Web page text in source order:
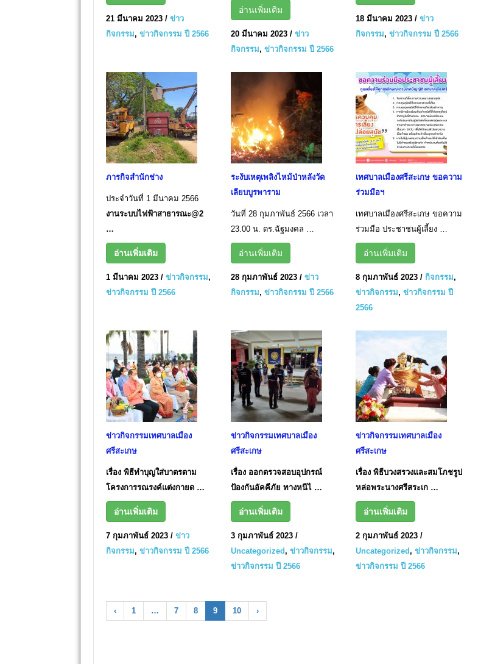
21 มีนาคม 2023 / ข่าว
กิจกรรม, ข่าวกิจกรรม ปี 2566
อ่านเพิ่มเติม
20 มีนาคม 2023 /ข่าว
กิจกรรม,ข่าวกิจกรรม ปี 2566
18 มีนาคม 2023 /ข่าว
กิจกรรม,ข่าวกิจกรรม ปี 2566
ภารกิจสำนักช่าง
ประจำวันที่ 1 มีนาคม 2566
งานระบบไฟฟ้าสาธารณะ@2
…
อ่านเพิ่มเติม
1 มีนาคม 2023 / ข่าวกิจกรรม,
ข่าวกิจกรรม ปี 2566
ระงับเหตุเพลิงไหม้ป่าหลังวัด
เลียบบูรพาราม
วันที่ 28 กุมภาพันธ์ 2566 เวลา
23.00 น. ดร.ฉัฐมงคล …
อ่านเพิ่มเติม
28 กุมภาพันธ์ 2023 /ข่าว
กิจกรรม,ข่าวกิจกรรม ปี 2566
เทศบาลเมืองศรีสะเกษ ขอความ
ร่วมมือฯ
เทศบาลเมืองศรีสะเกษ ขอความ
ร่วมมือ ประชาชนผู้เลี้ยง …
อ่านเพิ่มเติม
8 กุมภาพันธ์ 2023 / กิจกรรม,
ข่าวกิจกรรม,ข่าวกิจกรรม ปี
2566
ข่าวกิจกรรมเทศบาลเมือง
ศรีสะเกษ
เรื่อง พิธีทำบุญใส่บาตรตาม
โครงการรณรงค์แต่งกายด …
อ่านเพิ่มเติม
7 กุมภาพันธ์ 2023 / ข่าว
กิจกรรม, ข่าวกิจกรรม ปี 2566
ข่าวกิจกรรมเทศบาลเมือง
ศรีสะเกษ
เรื่อง ออกตรวจสอบอุปกรณ์
ป้องกันอัคคีภัย ทางหนีไ …
อ่านเพิ่มเติม
3 กุมภาพันธ์ 2023 /
Uncategorized,ข่าวกิจกรรม,
ข่าวกิจกรรม ปี 2566
ข่าวกิจกรรมเทศบาลเมือง
ศรีสะเกษ
เรื่อง พิธีบวงสรวงและสมโภชรูป
หล่อพระนางศรีสระเก …
อ่านเพิ่มเติม
2 กุมภาพันธ์ 2023 /
Uncategorized,ข่าวกิจกรรม,
ข่าวกิจกรรม ปี 2566
‹ 1 … 7 8 9 10 ›